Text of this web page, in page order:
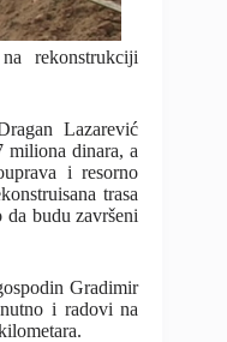
rekonstrukciji
Lazarević
miliona dinara, a
i resorno
trasa
budu završeni
Gradimir
i radovi na